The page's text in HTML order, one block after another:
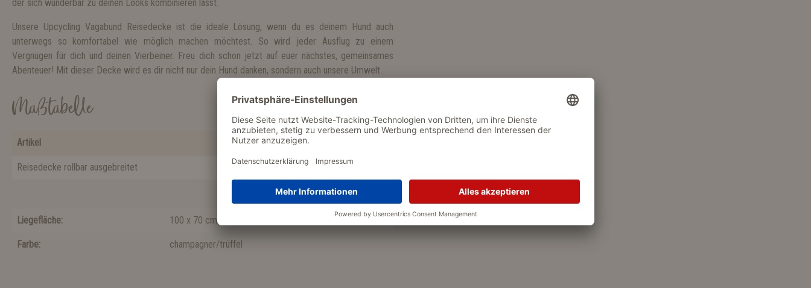
der sich wunderbar zu deinen Looks kombinieren lässt.
Unsere Upcycling Vagabund Reisedecke ist die ideale Lösung, wenn du es deinem Hund auch
unterwegs so komfortabel wie möglich machen möchtest. So wird jeder Ausflug zu einem
Vergnügen für dich und deinen Vierbeiner. Freu dich schon jetzt auf euer nächstes, gemeinsames
Abenteuer! Mit dieser Decke wird es dir nicht nur dein Hund danken, sondern auch unsere Umwelt.
Maßtabelle
Artikel Länge Breite
Reisedecke rollbar ausgebreitet 100 cm 66 cm 2 cm
Liegefläche: 100 x 70 cm
Farbe: champagner/trüffel